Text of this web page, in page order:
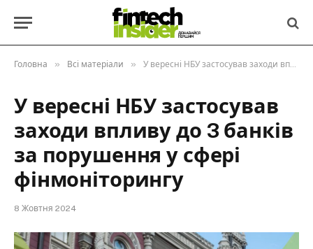
Головна » Всі матеріали » У вересні НБУ застосував заходи впливу до 3 банків за порушення у сфері фінмоніторингу
У вересні НБУ застосував
заходи впливу до 3 банків
за порушення у сфері
фінмоніторингу
8 Жовтня 2024